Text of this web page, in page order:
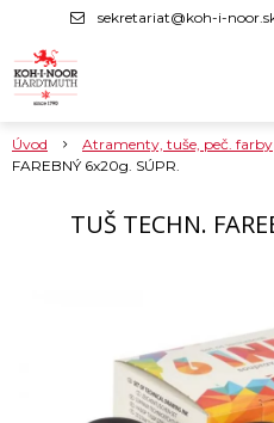
sekretariat@koh-i-
Úvod Atramenty, tuše, peč. farby
FAREBNÝ 6x20g. SÚPR.
TUŠ TECHN.